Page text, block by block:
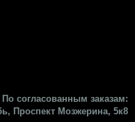
По согласованным заказам:
Проспект Мозжерина, 5к8​